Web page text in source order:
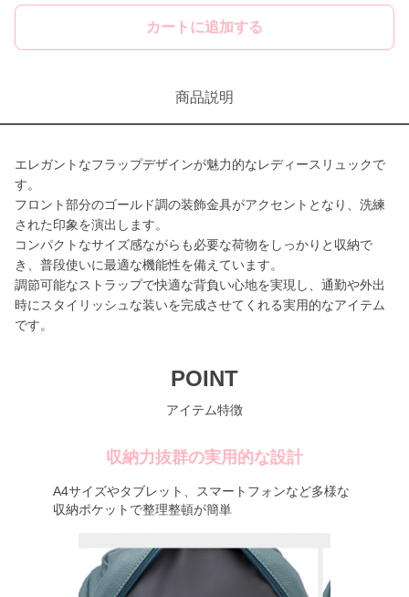
カートに追加する
商品説明
エレガントなフラップデザインが魅力的なレディースリュックで
す。
フロント部分のゴールド調の装飾金具がアクセントとなり、洗練
された印象を演出します。
コンパクトなサイズ感ながらも必要な荷物をしっかりと収納で
き、普段使いに最適な機能性を備えています。
調節可能なストラップで快適な背負い心地を実現し、通勤や外出
時にスタイリッシュな装いを完成させてくれる実用的なアイテム
です。
POINT
アイテム特徴
収納力抜群の実用的な設計
A4サイズやタブレット、スマートフォンなど多様な
収納ポケットで整理整頓が簡単